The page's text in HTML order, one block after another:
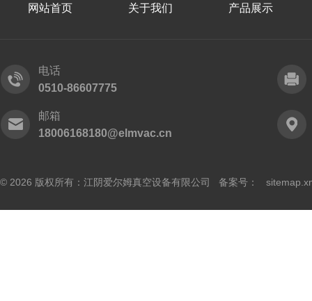
网站首页 关于我们 产品展示
电话
0510-86607775
邮箱
18006168180@elmvac.cn
© 2026 版权所有：江阴爱尔姆真空设备有限公司 备案号：